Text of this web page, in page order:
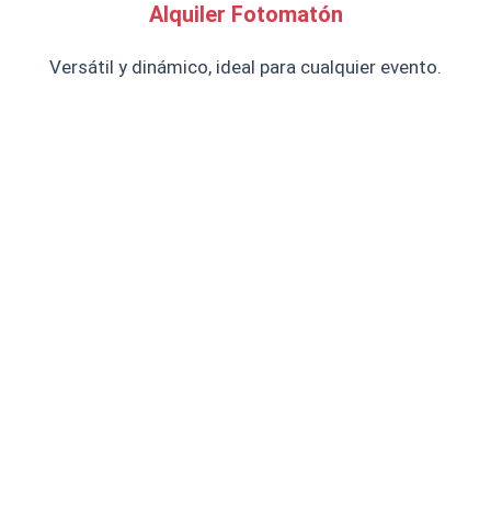
Alquiler Fotomatón
Versátil y dinámico, ideal para cualquier evento.